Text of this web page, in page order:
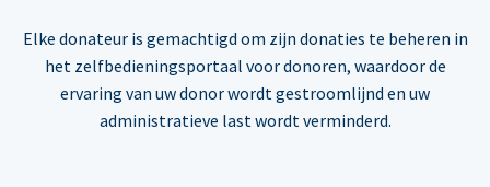
Elke donateur is gemachtigd om zijn donaties te beheren in
het zelfbedieningsportaal voor donoren, waardoor de
ervaring van uw donor wordt gestroomlijnd en uw
administratieve last wordt verminderd.